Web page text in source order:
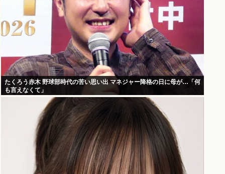
たくろう赤木 野球部時代の苦い思い出 マネジャー降格の日に母が…「何
も言えなくて」